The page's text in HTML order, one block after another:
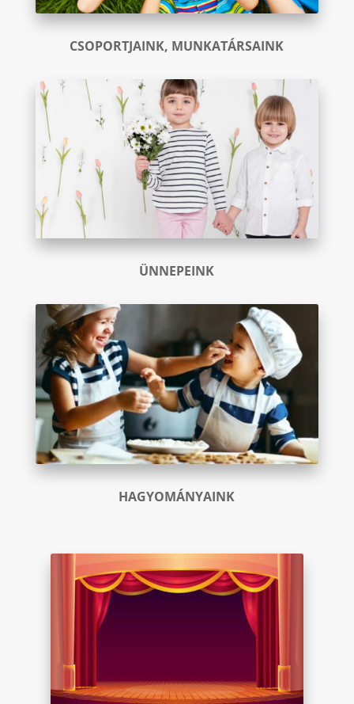
CSOPORTJAINK, MUNKATÁRSAINK
ÜNNEPEINK
HAGYOMÁNYAINK